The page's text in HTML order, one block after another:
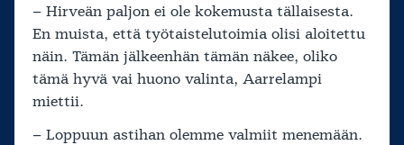
– Hirveän paljon ei ole kokemusta tällaisesta.
En muista, että työtaistelutoimia olisi aloitettu
näin. Tämän jälkeenhän tämän näkee, oliko
tämä hyvä vai huono valinta, Aarrelampi
miettii.
– Loppuun astihan olemme valmiit menemään.